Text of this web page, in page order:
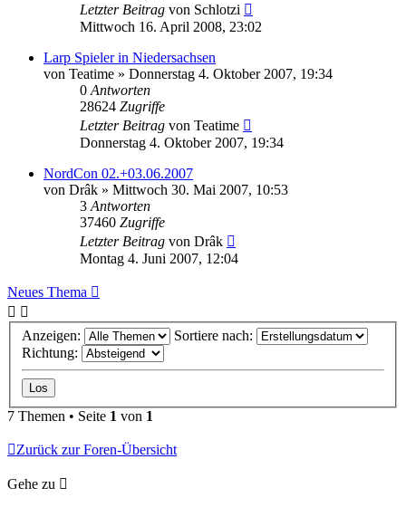
Letzter Beitrag von Schlotzi
Mittwoch 16. April 2008, 23:02
Larp Spieler in Niedersachsen
von Teatime » Donnerstag 4. Oktober 2007, 19:34
0 Antworten
28624 Zugriffe
Letzter Beitrag von Teatime
Donnerstag 4. Oktober 2007, 19:34
NordCon 02.+03.06.2007
von Drâk » Mittwoch 30. Mai 2007, 10:53
3 Antworten
37460 Zugriffe
Letzter Beitrag von Drâk
Montag 4. Juni 2007, 12:04
Neues Thema
Anzeigen:
Sortiere nach:
Richtung:
7 Themen • Seite 1 von 1
Zurück zur Foren-Übersicht
Gehe zu